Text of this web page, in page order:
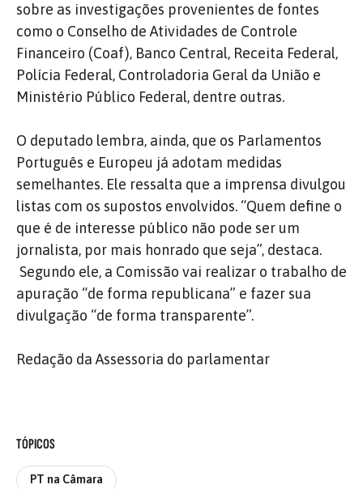
sobre as investigações provenientes de fontes
como o Conselho de Atividades de Controle
Financeiro (Coaf), Banco Central, Receita Federal,
Polícia Federal, Controladoria Geral da União e
Ministério Público Federal, dentre outras.
O deputado lembra, ainda, que os Parlamentos
Português e Europeu já adotam medidas
semelhantes. Ele ressalta que a imprensa divulgou
listas com os supostos envolvidos. “Quem define o
que é de interesse público não pode ser um
jornalista, por mais honrado que seja”, destaca.
Segundo ele, a Comissão vai realizar o trabalho de
apuração “de forma republicana” e fazer sua
divulgação “de forma transparente”.
Redação da Assessoria do parlamentar
TÓPICOS
PT na Câmara